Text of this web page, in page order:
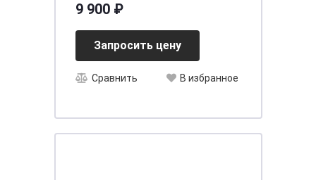
9 900 ₽
Запросить цену
Сравнить В избранное